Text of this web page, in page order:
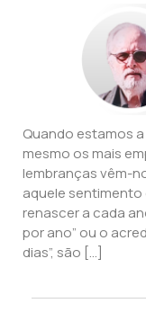
Quando estamos
mesmo os mais
lembranças vêm-
aquele
renascer a cada
por ano” ou o
dias”, são […]